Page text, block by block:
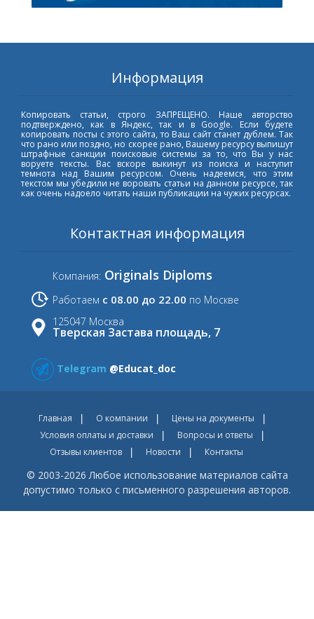
Информация
Копировать статьи, строго ЗАПРЕЩЕНО. Наше авторство
подтверждено, как в Яндекс, так и в Google. Если будете
копировать посты с этого сайта, то Ваш сайт станет дублем. Так
что рано или поздно, но скорее рано, Вашему ресурсу выпишут
штрафные санкции поисковые системы за то, что Вы у нас
воруете тексты. Вас вскоре выкинут из поиска и наступит
темнота над Вашим ресурсом. Очень надеемся, что этим
текстом мы убедили не воровать статьи на данном ресурсе, так
как очень надоело читать наши публикации на чужих ресурсах.
Контактная информация
Компания: Originals Diploms
Работаем с 08.00 до 22.00 по Москве
125047 Москва
Тверская Застава площадь, 7
Telegram @Educat_doc
Главная О компании
Цены на документы
Условия оплаты и доставки
Вопросы и ответы
Отзывы клиентов
Новости Контакты
© 2003-2026 Любое использование материалов сайта
допустимо только с письменного разрешения авторов.